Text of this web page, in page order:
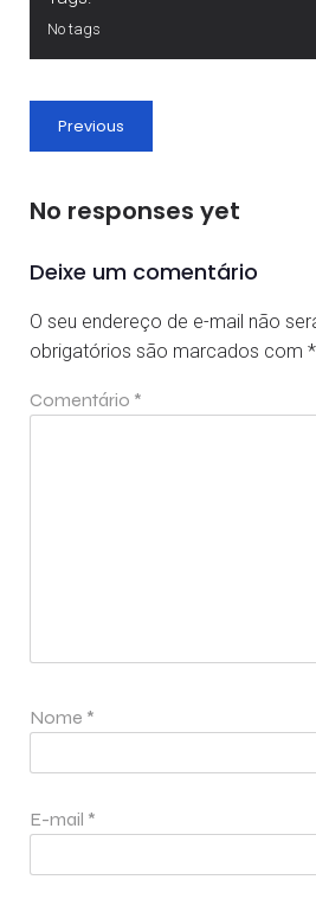
No tags
Previous
No responses yet
Deixe um comentário
O seu endereço de e-mail não
obrigatórios são marcados com *
Comentário *
Nome *
E-mail *